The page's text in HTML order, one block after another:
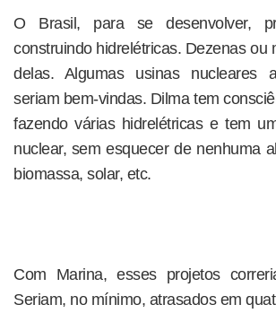
O Brasil, para se desenvolver,
construindo hidrelétricas. Dezenas ou
delas. Algumas usinas nucleares
seriam bem-vindas. Dilma tem
fazendo várias hidrelétricas e tem
nuclear, sem esquecer de nenhuma
biomassa, solar, etc.
Com Marina, esses projetos
Seriam, no mínimo, atrasados em